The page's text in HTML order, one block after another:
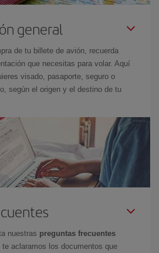
general
de tu billete de avión, recuerda
que necesitas para volar. Aquí
visado, pasaporte, seguro o
según el origen y el destino de tu
nuestras preguntas frecuentes
te aclaramos los documentos que